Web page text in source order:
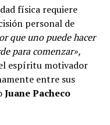
física requiere
personal de
que uno puede hacer
para comenzar»,
espíritu motivador
entre sus
Juane Pacheco